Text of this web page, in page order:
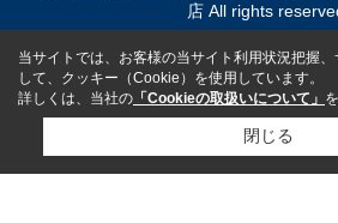
店 All rights
当サイトでは、お客様の当サイト利用状況把握
して、クッキー（Cookie）を使用しています。
詳しくは、当社の 「Cookieの取扱いについて」
閉じる